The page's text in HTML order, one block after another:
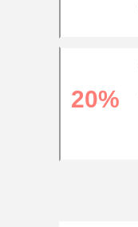
20%